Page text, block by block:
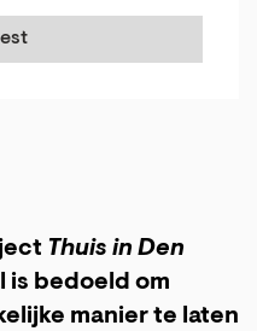
Thuis in Den
is bedoeld om
manier te laten